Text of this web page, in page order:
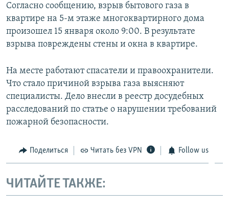
Все сайты RFE/RL
Согласно сообщению, взрыв бытового газа в
квартире на 5-м этаже многоквартирного дома
произошел 15 января около 9:00. В результате
взрыва повреждены стены и окна в квартире.
На месте работают спасатели и правоохранители.
Что стало причиной взрыва газа выясняют
специалисты. Дело внесли в реестр досудебных
расследований по статье о нарушении требований
пожарной безопасности.
Поделиться Читать без VPN Follow us
ЧИТАЙТЕ ТАКЖЕ: